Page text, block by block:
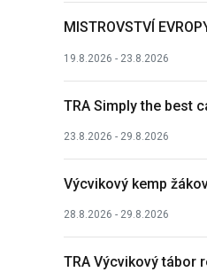
MISTROVSTVÍ
19.8.2026 - 23.8.2026
TRA Simply the best
23.8.2026 - 29.8.2026
Výcvikový kemp
28.8.2026 - 29.8.2026
TRA Výcvikový tábor